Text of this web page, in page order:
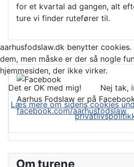
for et kvartal ad gangen, alt
ture vi finder rutefører til.
Aarhus Fodslaw er på
facebook.com/aarhusfodslaw
Om turene
aarhusfodslaw.dk benytter
dem, men måske er der så nogle
hjemmesiden, der ikke virker.
Det er OK med mig!
Nej tak,
Læs mere om sidens cookies